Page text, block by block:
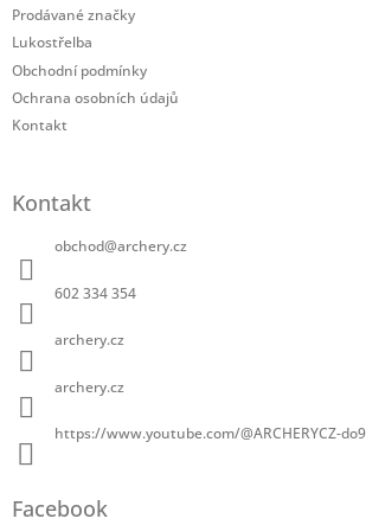
Prodávané značky
Lukostřelba
Obchodní podmínky
Ochrana osobních údajů
Kontakt
Kontakt
obchod@archery.cz
602 334 354
archery.cz
archery.cz
https://www.youtube.com/@ARCHERYCZ-
Facebook